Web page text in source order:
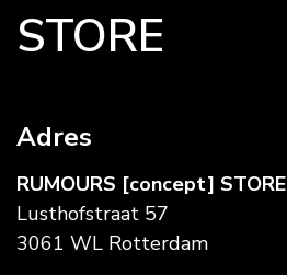
STORE
Adres
RUMOURS [concept] STORE
Lusthofstraat 57
3061 WL Rotterdam